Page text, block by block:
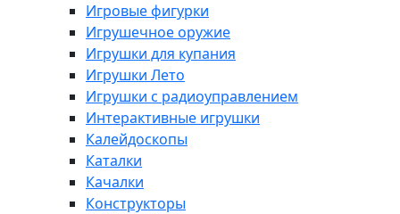
Игровые фигурки
Игрушечное оружие
Игрушки для купания
Игрушки Лето
Игрушки с радиоуправлением
Интерактивные игрушки
Калейдоскопы
Каталки
Качалки
Конструкторы